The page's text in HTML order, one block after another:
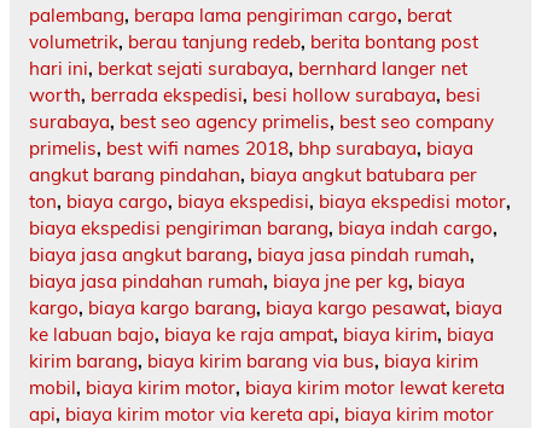
palembang, berapa lama pengiriman cargo, berat
volumetrik, berau tanjung redeb, berita bontang post
hari ini, berkat sejati surabaya, bernhard langer net
worth, berrada ekspedisi, besi hollow surabaya, besi
surabaya, best seo agency primelis, best seo company
primelis, best wifi names 2018, bhp surabaya, biaya
angkut barang pindahan, biaya angkut batubara per
ton, biaya cargo, biaya ekspedisi, biaya ekspedisi motor,
biaya ekspedisi pengiriman barang, biaya indah cargo,
biaya jasa angkut barang, biaya jasa pindah rumah,
biaya jasa pindahan rumah, biaya jne per kg, biaya
kargo, biaya kargo barang, biaya kargo pesawat, biaya
ke labuan bajo, biaya ke raja ampat, biaya kirim, biaya
kirim barang, biaya kirim barang via bus, biaya kirim
mobil, biaya kirim motor, biaya kirim motor lewat kereta
api, biaya kirim motor via kereta api, biaya kirim motor